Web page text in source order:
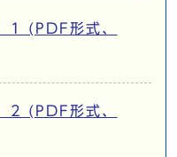
1 (PDF形式、
2 (PDF形式、